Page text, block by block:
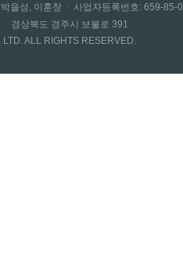
을성, 이훈창
사업자등록번호: 659-85-
경상북도 경주시 보불로 391
ALL RIGHTS RESERVED.